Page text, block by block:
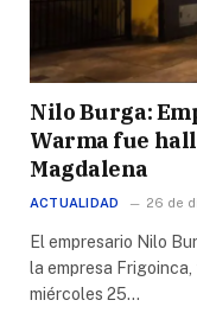
Nilo Burga:
Warma fue
Magdalena
ACTUALIDAD 26 de
El empresario Nilo
la empresa
miércoles 25…